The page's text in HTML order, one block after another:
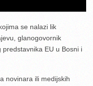
se nalazi lik
glanogovornik
EU u Bosni i
novinara ili medijskih